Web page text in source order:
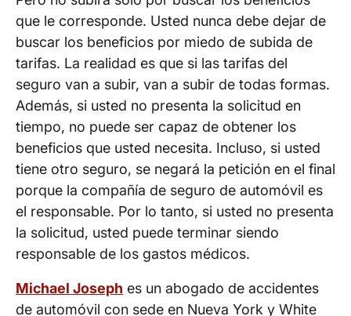
que le corresponde. Usted nunca debe dejar de
buscar los beneficios por miedo de subida de
tarifas. La realidad es que si las tarifas del
seguro van a subir, van a subir de todas formas.
Además, si usted no presenta la solicitud en
tiempo, no puede ser capaz de obtener los
beneficios que usted necesita. Incluso, si usted
tiene otro seguro, se negará la petición en el final
porque la compañía de seguro de automóvil es
el responsable. Por lo tanto, si usted no presenta
la solicitud, usted puede terminar siendo
responsable de los gastos médicos.
Michael Joseph es un abogado de accidentes
de automóvil con sede en Nueva York y White